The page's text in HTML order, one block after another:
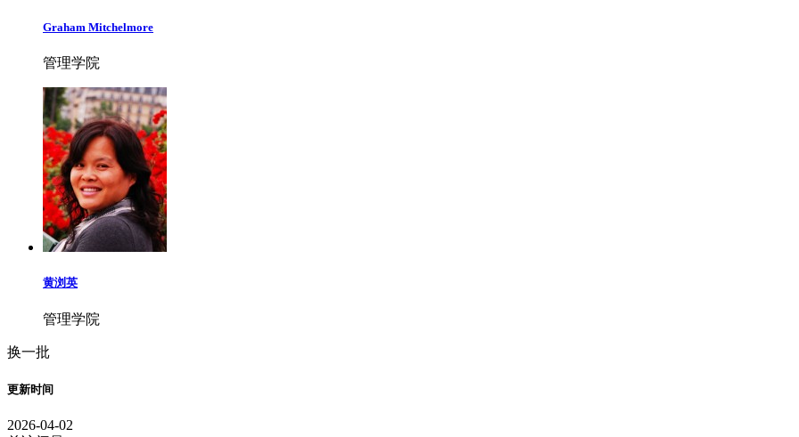
Graham Mitchelmore
管理学院
黄浏英
管理学院
换一批
更新时间
2026-04-02